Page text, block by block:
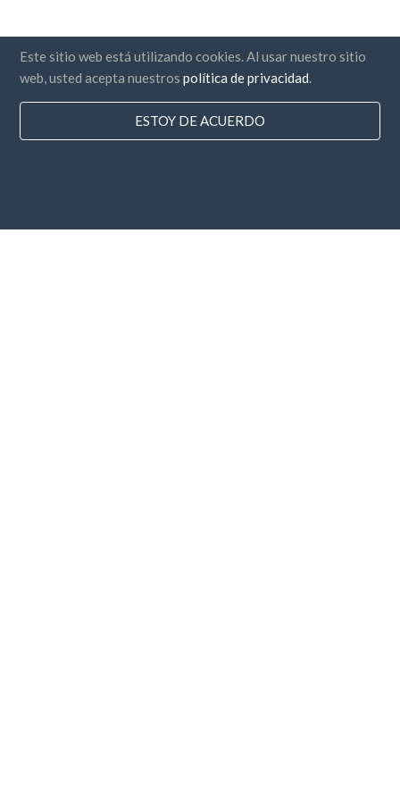
Este sitio web está utilizando cookies. Al usar nuestro sitio
web, usted acepta nuestrospolítica de privacidad
ESTOY DE ACUERDO